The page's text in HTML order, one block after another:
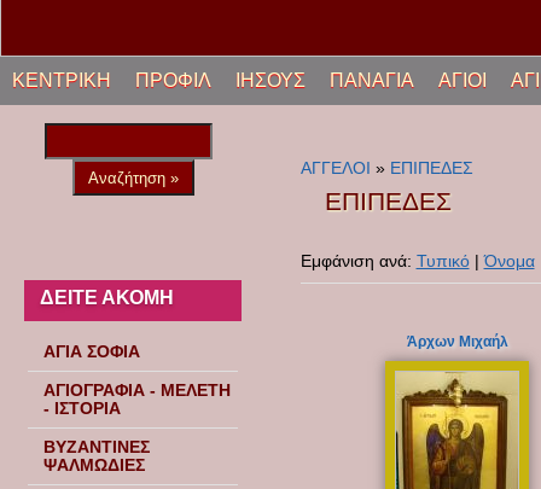
ΚΕΝΤΡΙΚΗ ΠΡΟΦΙΛ ΙΗΣΟΥΣ ΠΑΝΑΓΙΑ ΑΓΙΟΙ
ΔΕΙΤΕ ΑΚΟΜΗ
ΑΓΙΑ ΣΟΦΙΑ
ΑΓΙΟΓΡΑΦΙΑ - ΜΕΛΕΤΗ
- ΙΣΤΟΡΙΑ
ΒΥΖΑΝΤΙΝΕΣ
ΨΑΛΜΩΔΙΕΣ
ΕΠΙΠΕΔΕΣ
ΑΓΓΕΛΟΙ » ΕΠΙΠΕΔΕΣ
Εμφάνιση ανά: Τυπικό Όνομα
Άρχων Μιχαήλ